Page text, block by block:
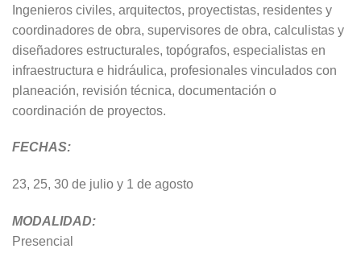
Ingenieros civiles, arquitectos, proyectistas, residentes y
coordinadores de obra, supervisores de obra, calculistas y
diseñadores estructurales, topógrafos, especialistas en
infraestructura e hidráulica, profesionales vinculados con
planeación, revisión técnica, documentación o
coordinación de proyectos.
FECHAS:
23, 25, 30 de julio y 1 de agosto
MODALIDAD:
Presencial